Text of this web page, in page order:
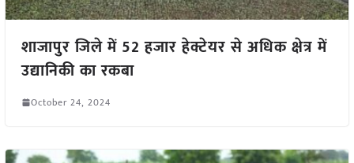
शाजापुर जिले में 52 हजार हेक्टेयर से अधिक क्षेत्र में
उद्यानिकी का रकबा
October 24, 2024